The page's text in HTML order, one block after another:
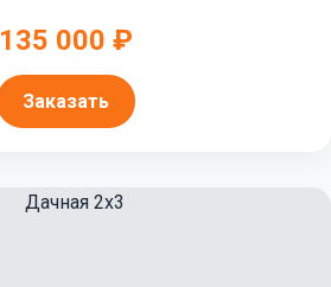
135 000 ₽
Заказать